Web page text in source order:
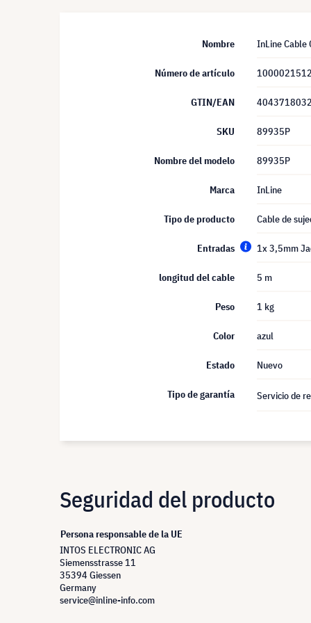
Nombre InLine Cable
Número de artículo 1000021512
GTIN/EAN
SKU 89935P
Nombre del modelo 89935P
Marca InLine
Tipo de producto Cable de
Entradas 1x 3,5mm
longitud del cable 5 m
Peso 1 kg
Color azul
Estado Nuevo
Tipo de garantía Servicio de
Seguridad del producto
Persona responsable de la UE
INTOS ELECTRONIC AG
Siemensstrasse 11
35394 Giessen
Germany
service@inline-info.com